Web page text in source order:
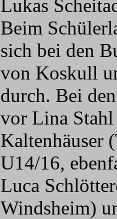
Lukas
Beim
sich bei den
von Koskull
durch. Bei
vor Lina Stahl
Kaltenhäuser
U14/16,
Luca
Windsheim)